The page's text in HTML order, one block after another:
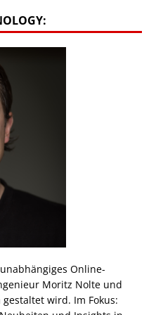
Online-
Moritz Nolte und
wird. Im Fokus: